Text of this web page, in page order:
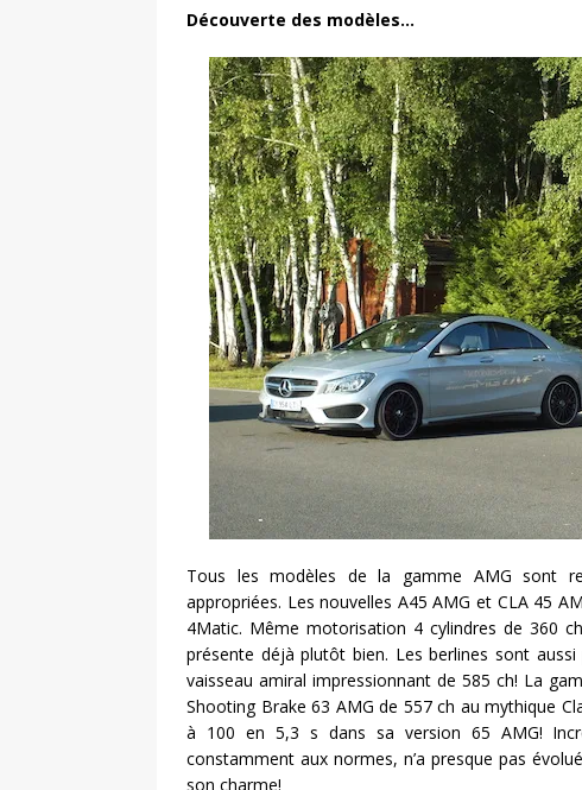
Découverte des modèles…
Tous les modèles de la gamme AMG sont
appropriées. Les nouvelles A45 AMG et CLA 45
4Matic. Même motorisation 4 cylindres de 360
présente déjà plutôt bien. Les berlines sont
vaisseau amiral impressionnant de 585 ch! La
Shooting Brake 63 AMG de 557 ch au mythique
à 100 en 5,3 s dans sa version 65 AMG!
constamment aux normes, n’a presque pas
son charme!